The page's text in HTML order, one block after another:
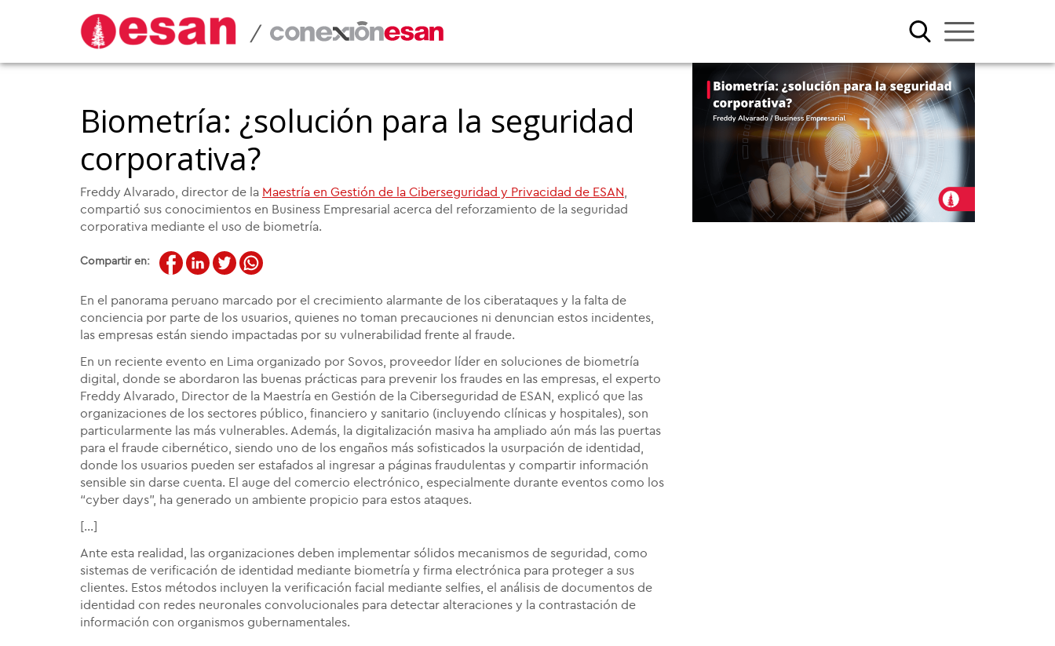
/
Biometría: ¿solución para la seguridad
corporativa?
Freddy Alvarado, director de la Maestría en Gestión de la Ciberseguridad y Privacidad de ESAN
compartió sus conocimientos en Business Empresarial acerca del reforzamiento de la seguridad
corporativa mediante el uso de biometría.
Compartir en:
En el panorama peruano marcado por el crecimiento alarmante de los ciberataques y la falta de
conciencia por parte de los usuarios, quienes no toman precauciones ni denuncian estos incidentes,
las empresas están siendo impactadas por su vulnerabilidad frente al fraude.
En un reciente evento en Lima organizado por Sovos, proveedor líder en soluciones de biometría
digital, donde se abordaron las buenas prácticas para prevenir los fraudes en las empresas, el experto
Freddy Alvarado, Director de la Maestría en Gestión de la Ciberseguridad de ESAN, explicó que las
organizaciones de los sectores público, financiero y sanitario (incluyendo clínicas y hospitales), son
particularmente las más vulnerables. Además, la digitalización masiva ha ampliado aún más las puertas
para el fraude cibernético, siendo uno de los engaños más sofisticados la usurpación de identidad,
donde los usuarios pueden ser estafados al ingresar a páginas fraudulentas y compartir información
sensible sin darse cuenta. El auge del comercio electrónico, especialmente durante eventos como los
“cyber days”, ha generado un ambiente propicio para estos ataques.
[...]
Ante esta realidad, las organizaciones deben implementar sólidos mecanismos de seguridad, como
sistemas de verificación de identidad mediante biometría y firma electrónica para proteger a sus
clientes. Estos métodos incluyen la verificación facial mediante selfies, el análisis de documentos de
identidad con redes neuronales convolucionales para detectar alteraciones y la contrastación de
información con organismos gubernamentales.